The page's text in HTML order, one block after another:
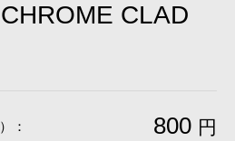
CLAD
： 800 円